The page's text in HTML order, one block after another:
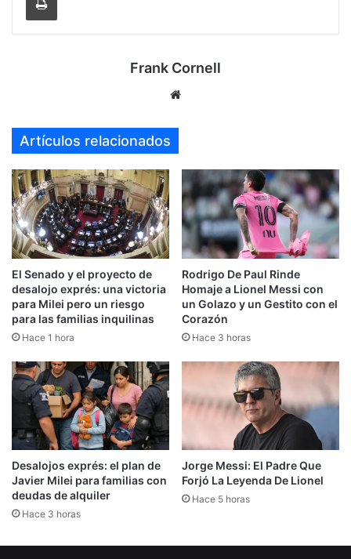
Frank Cornell
Artículos relacionados
El Senado y el proyecto de
desalojo exprés: una victoria
para Milei pero un riesgo
para las familias inquilinas
Hace 1 hora
Rodrigo De Paul Rinde
Homaje a Lionel Messi con
un Golazo y un Gestito con el
Corazón
Hace 3 horas
Desalojos exprés: el plan de
Javier Milei para familias con
deudas de alquiler
Hace 3 horas
Jorge Messi: El Padre Que
Forjó La Leyenda De Lionel
Hace 5 horas